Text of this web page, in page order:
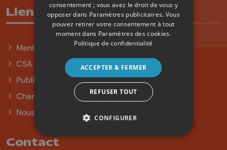
Liens utiles
Mentions légales
CSA
Publicité
Charte sur l'égalité et la diversité
Nous contacter
Contact
consentement ; vous avez le droit de vous y
opposer dans Paramètres publicitaires. Vous
pouvez retirer votre consentement à tout
moment dans Paramètres des cookies.
Politique de confidentialité
ACCEPTER & FERMER
REFUSER TOUT
CONFIGURER